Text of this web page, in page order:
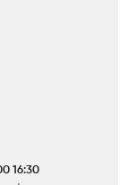
16:30